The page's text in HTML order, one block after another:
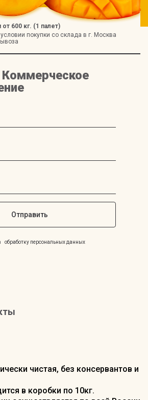
600 кг. (1 палет)
покупки со склада в г. Москва
Коммерческое
обработку персональных данных
чистая, без консервантов и
в коробки по 10кг.